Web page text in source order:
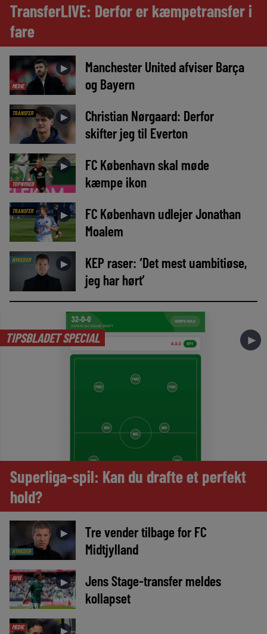
TransferLIVE: Derfor er kæmpetransfer i
fare
MEDIE
►
Manchester United afviser Barça
og Bayern
TRANSFER ►
Christian Nørgaard: Derfor
skifter jeg til Everton
TOPNYHED
►
FC København skal møde
kæmpe ikon
TRANSFER ►
FC København udlejer Jonathan
Moalem
NYHEDER ►
KEP raser: ‘Det mest uambitiøse,
jeg har hørt’
TIPSBLADET SPECIAL ►
Superliga-spil: Kan du drafte et perfekt
hold?
NYHEDER
►
Tre vender tilbage for FC
Midtjylland
AVIS ►
Jens Stage-transfer meldes
kollapset
MEDIE ►